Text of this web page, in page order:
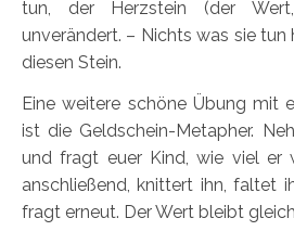
tun, der Herzstein (der
unverändert. – Nichts was sie
diesen Stein.
Eine weitere schöne Übung mit
ist die Geldschein-Metapher.
und fragt euer Kind, wie viel er
anschließend, knittert ihn, faltet
fragt erneut. Der Wert bleibt